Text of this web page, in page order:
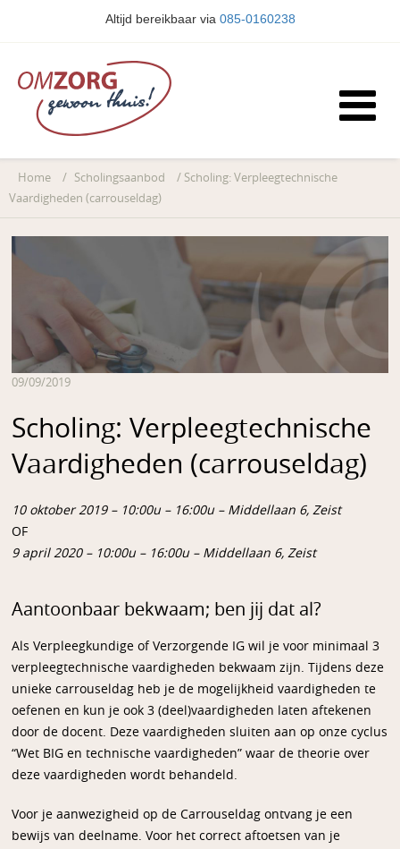
Altijd bereikbaar via 085-0160238
Home / Scholingsaanbod / Scholing: Verpleegtechnische
Vaardigheden (carrouseldag)
09/09/2019
Scholing: Verpleegtechnische
Vaardigheden (carrouseldag)
10 oktober 2019 – 10:00u – 16:00u – Middellaan 6, Zeist
OF
9 april 2020 – 10:00u – 16:00u – Middellaan 6, Zeist
Aantoonbaar bekwaam; ben jij dat al?
Als Verpleegkundige of Verzorgende IG wil je voor minimaal 3
verpleegtechnische vaardigheden bekwaam zijn. Tijdens deze
unieke carrouseldag heb je de mogelijkheid vaardigheden te
oefenen en kun je ook 3 (deel)vaardigheden laten aftekenen
door de docent. Deze vaardigheden sluiten aan op onze cyclus
“Wet BIG en technische vaardigheden” waar de theorie over
deze vaardigheden wordt behandeld.
Voor je aanwezigheid op de Carrouseldag ontvang je een
bewijs van deelname. Voor het correct aftoetsen van je